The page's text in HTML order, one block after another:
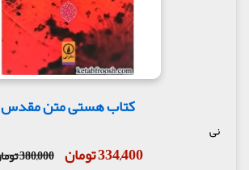
کتاب هستی متن مقدس
نی
334,400 تومان 380,000 تومان